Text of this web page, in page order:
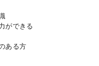
ができる
ある方